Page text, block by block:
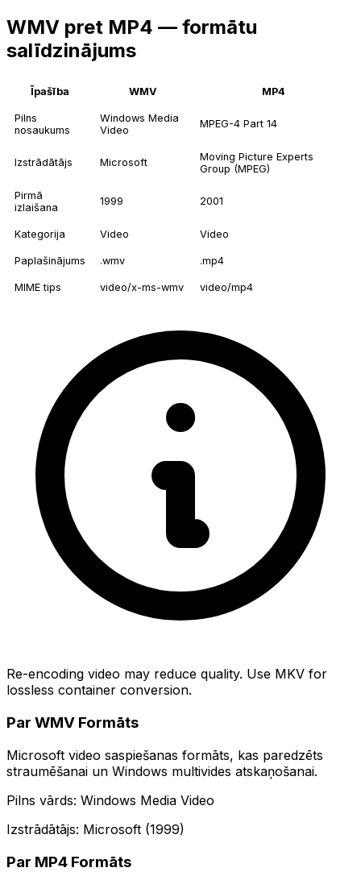
WMV pret MP4 — formātu
salīdzinājums
Īpašība WMV MP4
Pilns
nosaukums
Windows Media
Video
MPEG-4 Part 14
Izstrādātājs Microsoft
Moving Picture Experts
Group (MPEG)
Pirmā
izlaišana
1999 2001
Kategorija Video Video
Paplašinājums .wmv .mp4
MIME tips video/x-ms-wmv video/mp4
Re-encoding video may reduce quality. Use MKV for
lossless container conversion.
Par WMV Formāts
Microsoft video saspiešanas formāts, kas paredzēts
straumēšanai un Windows multivides atskaņošanai.
Pilns vārds: Windows Media Video
Izstrādātājs: Microsoft (1999)
Par MP4 Formāts